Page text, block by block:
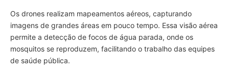
Os drones realizam mapeamentos aéreos, capturando
imagens de grandes áreas em pouco tempo. Essa visão aérea
permite a detecção de focos de água parada, onde os
mosquitos se reproduzem, facilitando o trabalho das equipes
de saúde pública.